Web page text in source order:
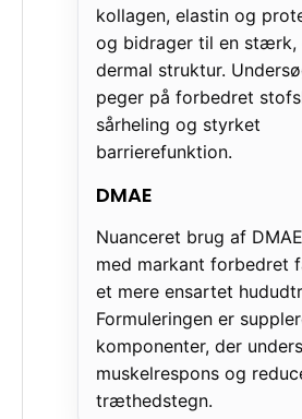
kollagen, elastin og
og bidrager til en stærk,
dermal struktur.
peger på forbedret
sårheling og styrket
barrierefunktion.
DMAE
Nuanceret brug af
med markant forbedret
et mere ensartet
Formuleringen er
komponenter, der
muskelrespons og
træthedstegn.